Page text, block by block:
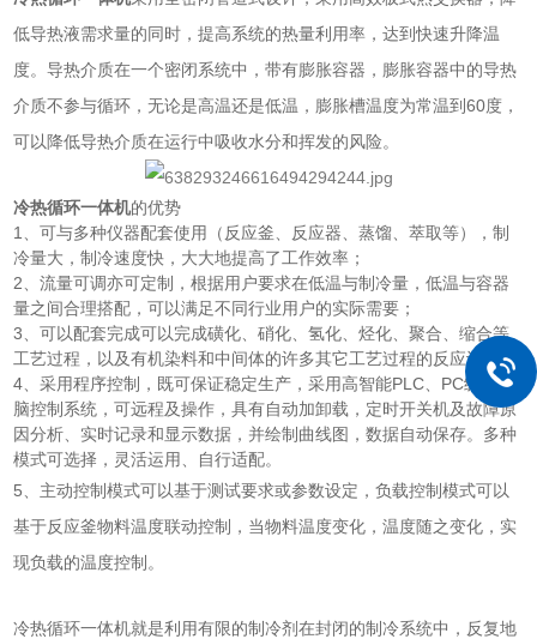
低导热液需求量的同时，提高系统的热量利用率，达到快速升降温
度。导热介质在一个密闭系统中，带有膨胀容器，膨胀容器中的导热
介质不参与循环，无论是高温还是低温，膨胀槽温度为常温到60度，
可以降低导热介质在运行中吸收水分和挥发的风险。
冷热循环一体机的优势
1、可与多种仪器配套使用（反应釜、反应器、蒸馏、萃取等），制
冷量大，制冷速度快，大大地提高了工作效率；
2、流量可调亦可定制，根据用户要求在低温与制冷量，低温与容器
量之间合理搭配，可以满足不同行业用户的实际需要；
3、可以配套完成可以完成磺化、硝化、氢化、烃化、聚合、缩合等
工艺过程，以及有机染料和中间体的许多其它工艺过程的反应设备；
4、采用程序控制，既可保证稳定生产，采用高智能PLC、PC级微电
脑控制系统，可远程及操作，具有自动加卸载，定时开关机及故障原
因分析、实时记录和显示数据，并绘制曲线图，数据自动保存。多种
模式可选择，灵活运用、自行适配。
5、主动控制模式可以基于测试要求或参数设定，负载控制模式可以
基于反应釜物料温度联动控制，当物料温度变化，温度随之变化，实
现负载的温度控制。
冷热循环一体机就是利用有限的制冷剂在封闭的制冷系统中，反复地